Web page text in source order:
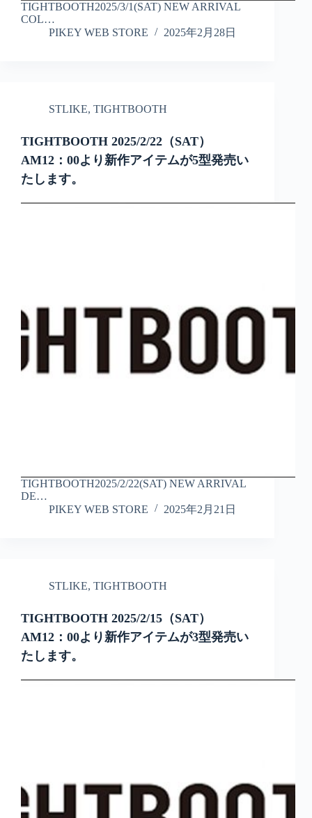
TIGHTBOOTH2025/3/1(SAT) NEW ARRIVAL
COL…
PIKEY WEB STORE
2025年2月28日
STLIKE, TIGHTBOOTH
TIGHTBOOTH 2025/2/22（SAT）
AM12：00より新作アイテムが5型発売い
たします。
TIGHTBOOTH2025/2/22(SAT) NEW ARRIVAL
DE…
PIKEY WEB STORE
2025年2月21日
STLIKE, TIGHTBOOTH
TIGHTBOOTH 2025/2/15（SAT）
AM12：00より新作アイテムが3型発売い
たします。